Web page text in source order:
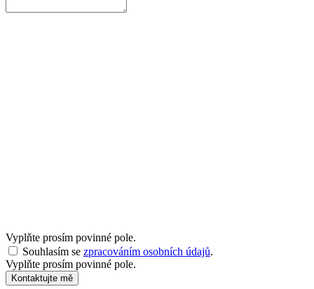
Vyplňte prosím povinné pole.
Souhlasím se zpracováním osobních údajů.
Vyplňte prosím povinné pole.
Kontaktujte mě